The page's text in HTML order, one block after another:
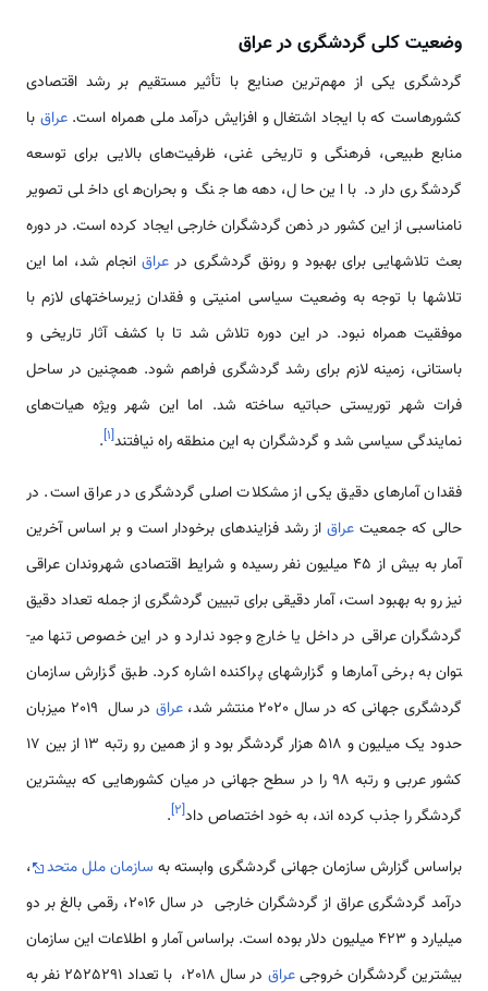
وضعیت کلی گردشگری در عراق
گردشگری یکی از مهم‌ترین صنایع با تأثیر مستقیم بر رشد اقتصادی
کشورهاست که با ایجاد اشتغال و افزایش درآمد ملی همراه است.عراق با
منابع طبیعی، فرهنگی و تاریخی غنی، ظرفیت‌های بالایی برای توسعه
گردشگری دارد. با این حال، دهه‌ها جنگ و بحران‌های داخلی تصویر
نامناسبی از این کشور در ذهن گردشگران خارجی ایجاد کرده است. در دوره
بعث تلاشهایی برای بهبود و رونق گردشگری در عراقانجام شد، اما این
تلاشها با توجه به وضعیت سیاسی امنیتی و فقدان زیرساختهای لازم با
موفقیت همراه نبود. در این دوره تلاش شد تا با کشف آثار تاریخی و
باستانی، زمینه لازم برای رشد گردشگری فراهم شود. همچنین در ساحل
فرات شهر توریستی حباتیه ساخته شد. اما این شهر ویژه هیات‌های
نمایندگی سیاسی شد و گردشگران به این منطقه راه نیافتند[۱]
.
فقدان آمارهای دقیق یکی از مشکلات اصلی گردشگری در عراق است. در
حالی که جمعیت عراق از رشد فزاینده­ای برخودار است و بر اساس آخرین
آمار به بیش از 45 میلیون نفر رسیده و شرایط اقتصادی شهروندان عراقی
نیز رو به بهبود است، آمار دقیقی برای تبیین گردشگری از جمله تعداد دقیق
گردشگران عراقی در داخل یا خارج وجود ندارد و در این خصوص تنها می­
توان به برخی آمارها و گزارشهای پراکنده اشاره کرد. طبق گزارش سازمان
گردشگری جهانی که در سال 2020 منتشر شد،
عراق
در سال 2019 میزبان
حدود یک میلیون و 518 هزار گردشگر بود و از همین رو رتبه 13 از بین 17
کشور عربی و رتبه 98 را در سطح جهانی در میان کشورهایی که بیشترین
گردشگر را جذب کرده اند، به خود اختصاص داد[۲]
.
براساس گزارش سازمان جهانی گردشگری وابسته به سازمان ملل متحد
،
درآمد گردشگری عراق از گردشگران خارجی در سال 2016، رقمی بالغ بر دو
میلیارد و 423 میلیون دلار بوده است. براساس آمار و اطلاعات این سازمان
بیشترین گردشگران خروجیعراق
در سال 2018، با تعداد 2525291 نفر به